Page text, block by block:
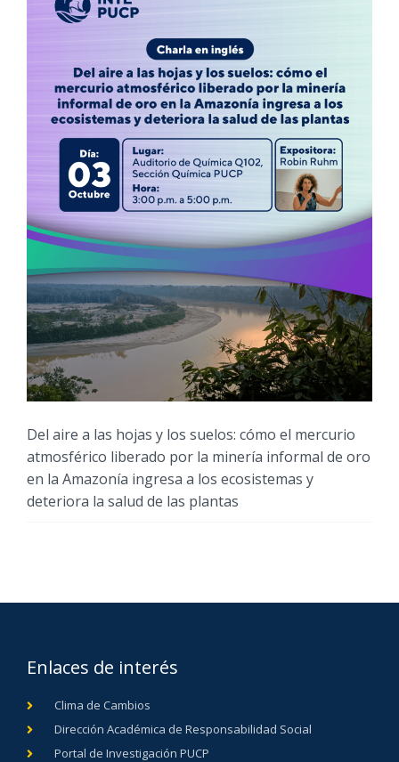
Del aire a las hojas y los suelos: cómo el mercurio
atmosférico liberado por la minería informal de oro
en la Amazonía ingresa a los ecosistemas y
deteriora la salud de las plantas
Enlaces de interés
Clima de Cambios
Dirección Académica de Responsabilidad Social
Portal de Investigación PUCP